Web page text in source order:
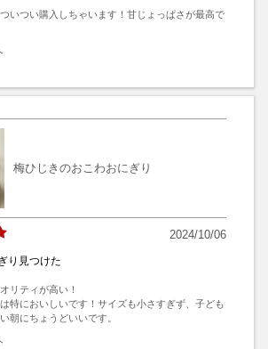
いつい購入しちゃいます！甘じょっぱさが最高で
梅ひじきのおこわおにぎり
2024/10/06
り見つけた
リティが高い！
特においしいです！サイズも小さすぎず、子ども
朝にちょうどいいです。